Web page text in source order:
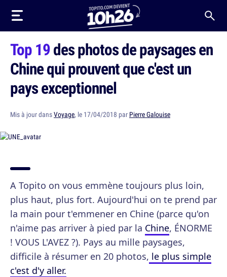
Top 19des photos de paysages en
Chine qui prouvent que c'est un
pays exceptionnel
Mis à jour dansVoyage, le 17/04/2018 par Pierre Galouise
A Topito on vous emmène toujours plus loin,
plus haut, plus fort. Aujourd'hui on te prend par
la main pour t'emmener en Chine (parce qu'on
n'aime pas arriver à pied par la Chine, ÉNORME
! VOUS L'AVEZ ?). Pays au mille paysages,
difficile à résumer en 20 photos, le plus simple
c'est d'y aller.